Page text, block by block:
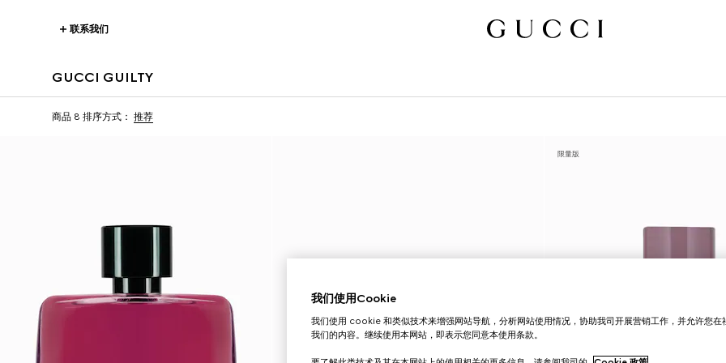
联系我们
GUCCI GUILTY
商品 8 排序方式： 推荐
限量版
我们使用Cookie
我们使用 cookie 和类似技术来增强网站导航，分析网站使用情况，协助我司开展营销工作，并允许您在
我们的内容。继续使用本网站，即表示您同意本使用条款。